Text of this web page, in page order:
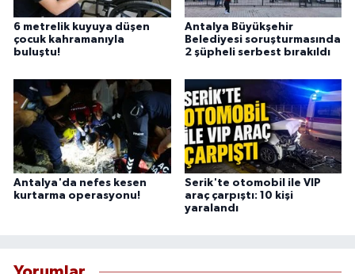
6 metrelik kuyuya düşen
çocuk kahramanıyla
buluştu!
Antalya Büyükşehir
Belediyesi soruşturmasında
2 şüpheli serbest bırakıldı
Antalya'da nefes kesen
kurtarma operasyonu!
Serik'te otomobil ile VIP
araç çarpıştı: 10 kişi
yaralandı